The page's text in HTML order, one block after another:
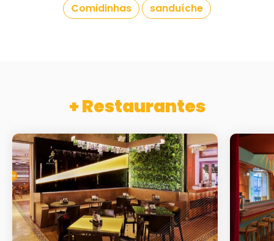
Comidinhas sanduíche
+ Restaurantes